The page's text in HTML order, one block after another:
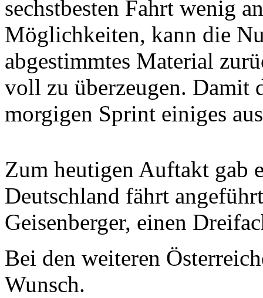
sechstbesten Fahrt wenig
Möglichkeiten, kann die
abgestimmtes Material
voll zu überzeugen. Damit
morgigen Sprint einiges
Zum heutigen Auftakt gab
Deutschland fährt
Geisenberger, einen
Bei den weiteren
Wunsch.